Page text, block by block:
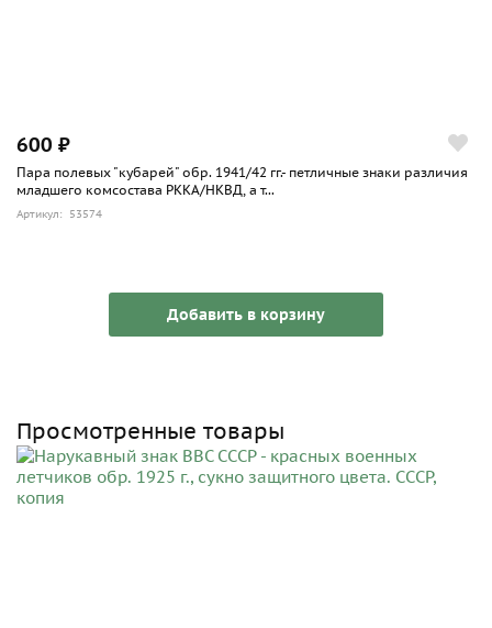
600 ₽
Пара полевых "кубарей" обр. 1941/42 гг.- петличные знаки различия
младшего комсостава РККА/НКВД, а т...
Артикул: 53574
Добавить в корзину
Просмотренные товары